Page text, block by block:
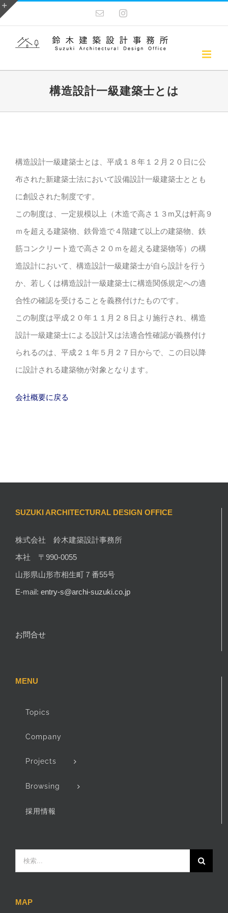
Skip
to
content
電
ー
ル
Instagram
構造設計一級建築士とは
構造設計一級建築士とは、平成１８年１２月２０日に公
布された新建築士法において設備設計一級建築士ととも
に創設された制度です。
この制度は、一定規模以上（木造で高さ１３m又は軒高９
ｍを超える建築物、鉄骨造で４階建て以上の建築物、鉄
筋コンクリート造で高さ２０ｍを超える建築物等）の構
造設計において、構造設計一級建築士が自ら設計を行う
か、若しくは構造設計一級建築士に構造関係規定への適
合性の確認を受けることを義務付けたものです。
この制度は平成２０年１１月２８日より施行され、構造
設計一級建築士による設計又は法適合性確認が義務付け
られるのは、平成２１年５月２７日からで、この日以降
に設計される建築物が対象となります。
会社概要に戻る
SUZUKI ARCHITECTURAL DESIGN OFFICE
株式会社 鈴木建築設計事務所
本社 〒990-0055
山形県山形市相生町７番55号
E-mail: entry-s@archi-suzuki.co.jp
お問合せ
MENU
Topics
Company
Projects
Browsing
採用情報
索
MAP
Toggle
Sliding